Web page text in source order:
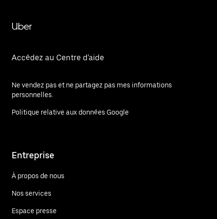
Uber
Accédez au Centre d'aide
Ne vendez pas et ne partagez pas mes informations
personnelles.
Politique relative aux données Google
Entreprise
À propos de nous
Nos services
Espace presse